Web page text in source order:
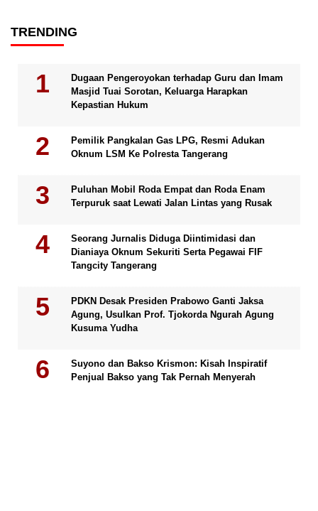
TRENDING
Dugaan Pengeroyokan terhadap Guru dan Imam
Masjid Tuai Sorotan, Keluarga Harapkan
Kepastian Hukum
Pemilik Pangkalan Gas LPG, Resmi Adukan
Oknum LSM Ke Polresta Tangerang
Puluhan Mobil Roda Empat dan Roda Enam
Terpuruk saat Lewati Jalan Lintas yang Rusak
Seorang Jurnalis Diduga Diintimidasi dan
Dianiaya Oknum Sekuriti Serta Pegawai FIF
Tangcity Tangerang
PDKN Desak Presiden Prabowo Ganti Jaksa
Agung, Usulkan Prof. Tjokorda Ngurah Agung
Kusuma Yudha
Suyono dan Bakso Krismon: Kisah Inspiratif
Penjual Bakso yang Tak Pernah Menyerah